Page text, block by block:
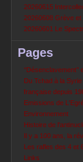
20260615
20260608 Grève et
20260601 Le
Pages
Du Tchad à la
française depuis
Emissions de
Environnement
Histoire de
Il y a 100 ans, la
Les rafles des 4 et
Links